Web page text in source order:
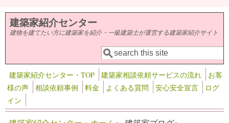
メインコンテンツに移動
建築家紹介センター
建物を建てたい方に建築家を紹介・一級建築士が運営する建築家紹介サイト
検索フォーム
検索
建築家紹介センター・TOP 建築家相談依頼サービスの流れ
お客
様の声
相談依頼事例 料金 よくある質問 安心安全宣言
ログ
イン